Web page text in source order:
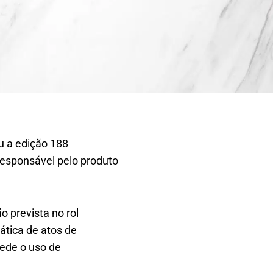
a edição 188
pelo produto
prevista no rol
de atos de
o uso de